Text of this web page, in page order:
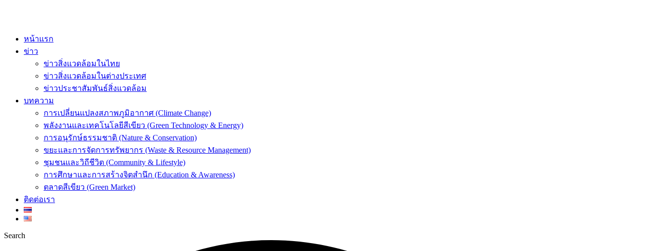
หน้าแรก
ข่าว
ข่าวสิ่งแวดล้อมในไทย
ข่าวสิ่งแวดล้อมในต่างประเทศ
ข่าวประชาสัมพันธ์สิ่งแวดล้อม
บทความ
การเปลี่ยนแปลงสภาพภูมิอากาศ (Climate Change)
พลังงานและเทคโนโลยีสีเขียว (Green Technology & Energy)
การอนุรักษ์ธรรมชาติ (Nature & Conservation)
ขยะและการจัดการทรัพยากร (Waste & Resource Management)
ชุมชนและวิถีชีวิต (Community & Lifestyle)
การศึกษาและการสร้างจิตสำนึก (Education & Awareness)
ตลาดสีเขียว (Green Market)
ติดต่อเรา
Search